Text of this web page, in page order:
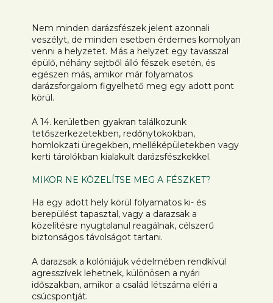
Nem minden darázsfészek jelent azonnali
veszélyt, de minden esetben érdemes komolyan
venni a helyzetet. Más a helyzet egy tavasszal
épülő, néhány sejtből álló fészek esetén, és
egészen más, amikor már folyamatos
darázsforgalom figyelhető meg egy adott pont
körül.
A 14. kerületben gyakran találkozunk
tetőszerkezetekben, redőnytokokban,
homlokzati üregekben, melléképületekben vagy
kerti tárolókban kialakult darázsfészkekkel.
MIKOR NE KÖZELÍTSE MEG A FÉSZKET?
Ha egy adott hely körül folyamatos ki- és
berepülést tapasztal, vagy a darazsak a
közelítésre nyugtalanul reagálnak, célszerű
biztonságos távolságot tartani.
A darazsak a kolóniájuk védelmében rendkívül
agresszívek lehetnek, különösen a nyári
időszakban, amikor a család létszáma eléri a
csúcspontját.